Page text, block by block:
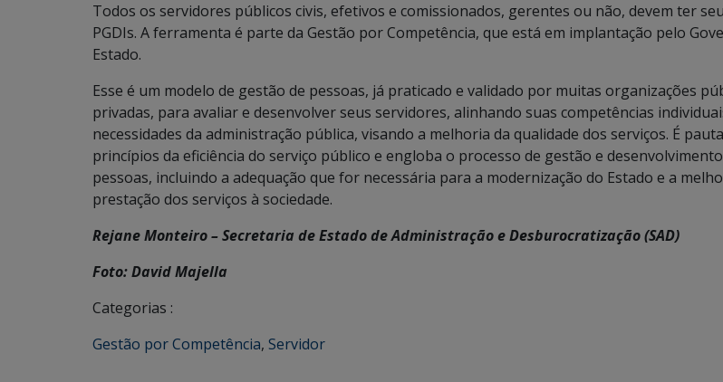
Todos os servidores públicos civis, efetivos e comissionados, gerentes ou não, devem ter
PGDIs. A ferramenta é parte da Gestão por Competência, que está em implantação pelo
Estado.
Esse é um modelo de gestão de pessoas, já praticado e validado por muitas organizações
privadas, para avaliar e desenvolver seus servidores, alinhando suas competências
necessidades da administração pública, visando a melhoria da qualidade dos serviços. É
princípios da eficiência do serviço público e engloba o processo de gestão e
pessoas, incluindo a adequação que for necessária para a modernização do Estado e a
prestação dos serviços à sociedade.
Rejane Monteiro – Secretaria de Estado de Administração e Desburocratização (SAD)
Foto: David Majella
Categorias :
Gestão por Competência, Servidor